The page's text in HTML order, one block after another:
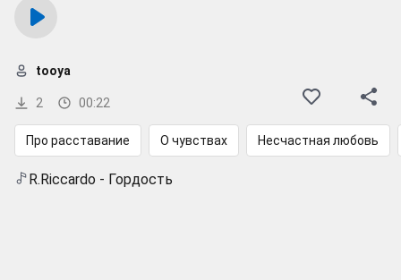
2 00:22
tooya
Про расставание О чувствах Несчастная любовь
R.Riccardo - Гордость